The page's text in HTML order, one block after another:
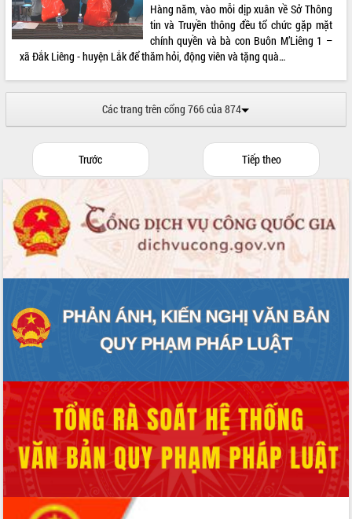
Hàng năm, vào mỗi dịp xuân về Sở Thông
tin và Truyền thông đều tổ chức gặp mặt
chính quyền và bà con Buôn M’Liêng 1 –
xã Đắk Liêng - huyện Lắk để thăm hỏi, động viên và tặng quà…
Các trang trên cổng 766 của 874
Trước Tiếp theo